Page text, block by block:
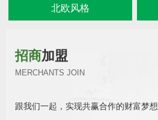
北欧风格
招商加盟
MERCHANTS JOIN
跟我们一起，实现共赢合作的财富梦想